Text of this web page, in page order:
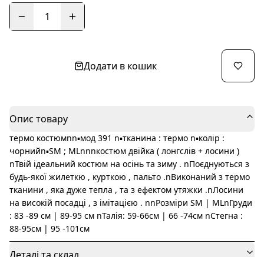
1
Додати в кошик
Опис товару
термо костюмnn▪️мод 391 n▪️тканина : термо n▪️колір :
чорнийn▪️SM ; MLnnnкостюм двійка ( лонгслів + лосини )
nТвій ідеальний костюм на осінь та зиму . nПоєднуються з
будь-якої жилеткю , курткою , пальто .nВиконаний з термо
тканини , яка дуже тепла , та з ефектом утяжки .nЛосини
на високій посадці , з імітацією . nnРозміри SM | MLnГруди
: 83 -89 см | 89-95 см nТалія: 59-66см | 66 -74см nСтегна :
88-95см | 95 -101см